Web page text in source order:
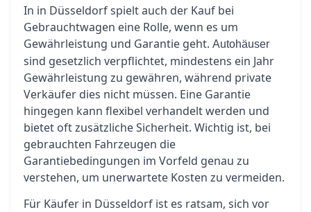
In in Düsseldorf spielt auch der Kauf bei
Gebrauchtwagen eine Rolle, wenn es um
Gewährleistung und Garantie geht. Autohäuser
sind gesetzlich verpflichtet, mindestens ein Jahr
Gewährleistung zu gewähren, während private
Verkäufer dies nicht müssen. Eine Garantie
hingegen kann flexibel verhandelt werden und
bietet oft zusätzliche Sicherheit. Wichtig ist, bei
gebrauchten Fahrzeugen die
Garantiebedingungen im Vorfeld genau zu
verstehen, um unerwartete Kosten zu vermeiden.
Für Käufer in Düsseldorf ist es ratsam, sich vor